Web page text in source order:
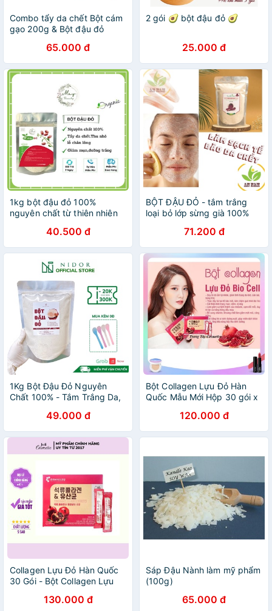
Combo tẩy da chết Bột cám
gạo 200g & Bột đậu đỏ
Milaganics 200g
65.000 đ
2 gói 🥑 bột đậu đỏ 🥑
25.000 đ
1kg bột đậu đỏ 100%
nguyên chất từ thiên nhiên
40.500 đ
BỘT ĐẬU ĐỎ - tắm trắng
loại bỏ lớp sừng già 100%
71.200 đ
1Kg Bột Đậu Đỏ Nguyên
Chất 100% - Tắm Trắng Da,
49.000 đ
Bột Collagen Lựu Đỏ Hàn
Quốc Mẫu Mới Hộp 30 gói x
120.000 đ
Collagen Lựu Đỏ Hàn Quốc
30 Gói - Bột Collagen Lựu
Cosmetic130.000 đ
Sáp Đậu Nành làm mỹ phẩm
(100g)
65.000 đ